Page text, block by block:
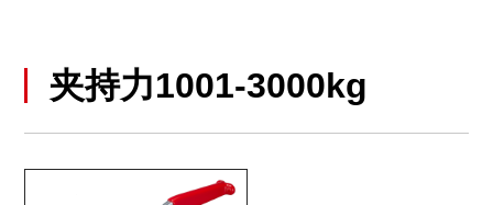
夹持力1001-3000kg